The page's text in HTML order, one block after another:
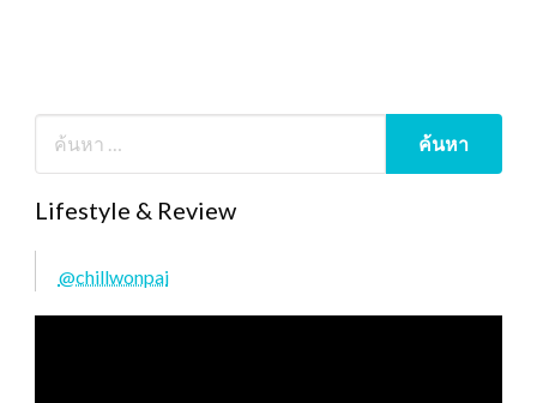
Lifestyle & Review
@chillwonpai